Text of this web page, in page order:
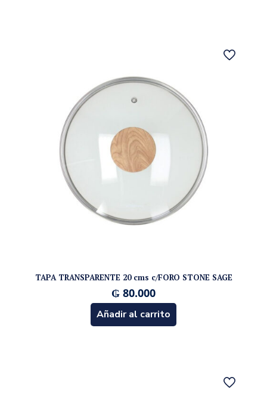
TAPA TRANSPARENTE 20 cms c/FORO STONE SAGE
₲ 80.000
Añadir al carrito